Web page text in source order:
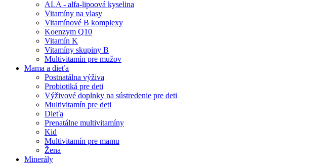
ALA - alfa-lipoová kyselina
Vitamíny na vlasy
Vitamínové B komplexy
Koenzym Q10
Vitamín K
Vitamíny skupiny B
Multivitamín pre mužov
Mama a dieťa
Postnatálna výživa
Probiotiká pre deti
Výživové doplnky na sústredenie pre deti
Multivitamín pre deti
Dieťa
Prenatálne multivitamíny
Kid
Multivitamín pre mamu
Žena
Minerály